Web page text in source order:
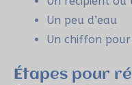
Un peu d’eau
Un chiffon pour
Étapes pour